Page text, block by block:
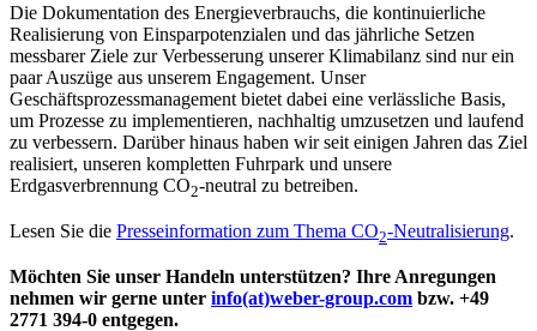
Die Dokumentation des Energieverbrauchs, die kontinuierliche
Realisierung von Einsparpotenzialen und das jährliche Setzen
messbarer Ziele zur Verbesserung unserer Klimabilanz sind nur ein
paar Auszüge aus unserem Engagement. Unser
Geschäftsprozessmanagement bietet dabei eine verlässliche Basis,
um Prozesse zu implementieren, nachhaltig umzusetzen und laufend
zu verbessern. Darüber hinaus haben wir seit einigen Jahren das Ziel
realisiert, unseren kompletten Fuhrpark und unsere
Erdgasverbrennung CO2-neutral zu betreiben.
Lesen Sie die Presseinformation zum Thema CO2-Neutralisierung.
Möchten Sie unser Handeln unterstützen? Ihre Anregungen
nehmen wir gerne unter info(at)weber-group.com bzw. +49
2771 394-0 entgegen.